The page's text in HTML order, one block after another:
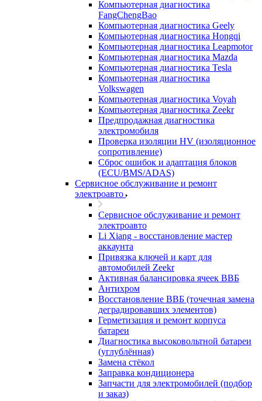
Компьютерная диагностика
FangChengBao
Компьютерная диагностика Geely
Компьютерная диагностика Hongqi
Компьютерная диагностика Leapmotor
Компьютерная диагностика Mazda
Компьютерная диагностика Tesla
Компьютерная диагностика
Volkswagen
Компьютерная диагностика Voyah
Компьютерная диагностика Zeekr
Предпродажная диагностика
электромобиля
Проверка изоляции HV (изоляционное
сопротивление)
Сброс ошибок и адаптация блоков
(ECU/BMS/ADAS)
Сервисное обслуживание и ремонт
электроавто
Сервисное обслуживание и ремонт
электроавто
Li Xiang - восстановление мастер
аккаунта
Привязка ключей и карт для
автомобилей Zeekr
Активная балансировка ячеек ВВБ
Антихром
Восстановление ВВБ (точечная замена
деградировавших элементов)
Герметизация и ремонт корпуса
батареи
Диагностика высоковольтной батареи
(углублённая)
Замена стёкол
Заправка кондиционера
Запчасти для электромобилей (подбор
и заказ)